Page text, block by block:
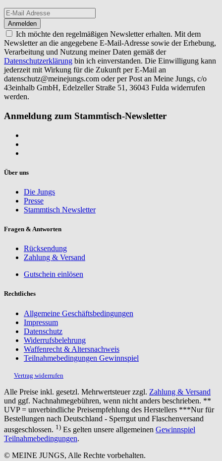
Ich möchte den regelmäßigen Newsletter erhalten. Mit dem
Newsletter an die angegebene E-Mail-Adresse sowie der Erhebung,
Verarbeitung und Nutzung meiner Daten gemäß der
Datenschutzerklärung bin ich einverstanden. Die Einwilligung kann
jederzeit mit Wirkung für die Zukunft per E-Mail an
datenschutz@meinejungs.com oder per Post an Meine Jungs, c/o
43einhalb GmbH, Edelzeller Straße 51, 36043 Fulda widerrufen
werden.
Anmeldung zum Stammtisch-Newsletter
Über uns
Die Jungs
Presse
Stammtisch Newsletter
Fragen & Antworten
Rücksendung
Zahlung & Versand
Gutschein einlösen
Rechtliches
Allgemeine Geschäftsbedingungen
Impressum
Datenschutz
Widerrufsbelehrung
Waffenrecht & Altersnachweis
Teilnahmebedingungen Gewinnspiel
Vertrag widerrufen
Alle Preise inkl. gesetzl. Mehrwertsteuer zzgl. Zahlung & Versand
und ggf. Nachnahmegebühren, wenn nicht anders beschrieben. **
UVP = unverbindliche Preisempfehlung des Herstellers ***Nur für
Bestellungen nach Deutschland - Sperrgut und Flaschenversand
ausgeschlossen. 1) Es gelten unsere allgemeinen Gewinnspiel
Teilnahmebedingungen.
© MEINE JUNGS, Alle Rechte vorbehalten.